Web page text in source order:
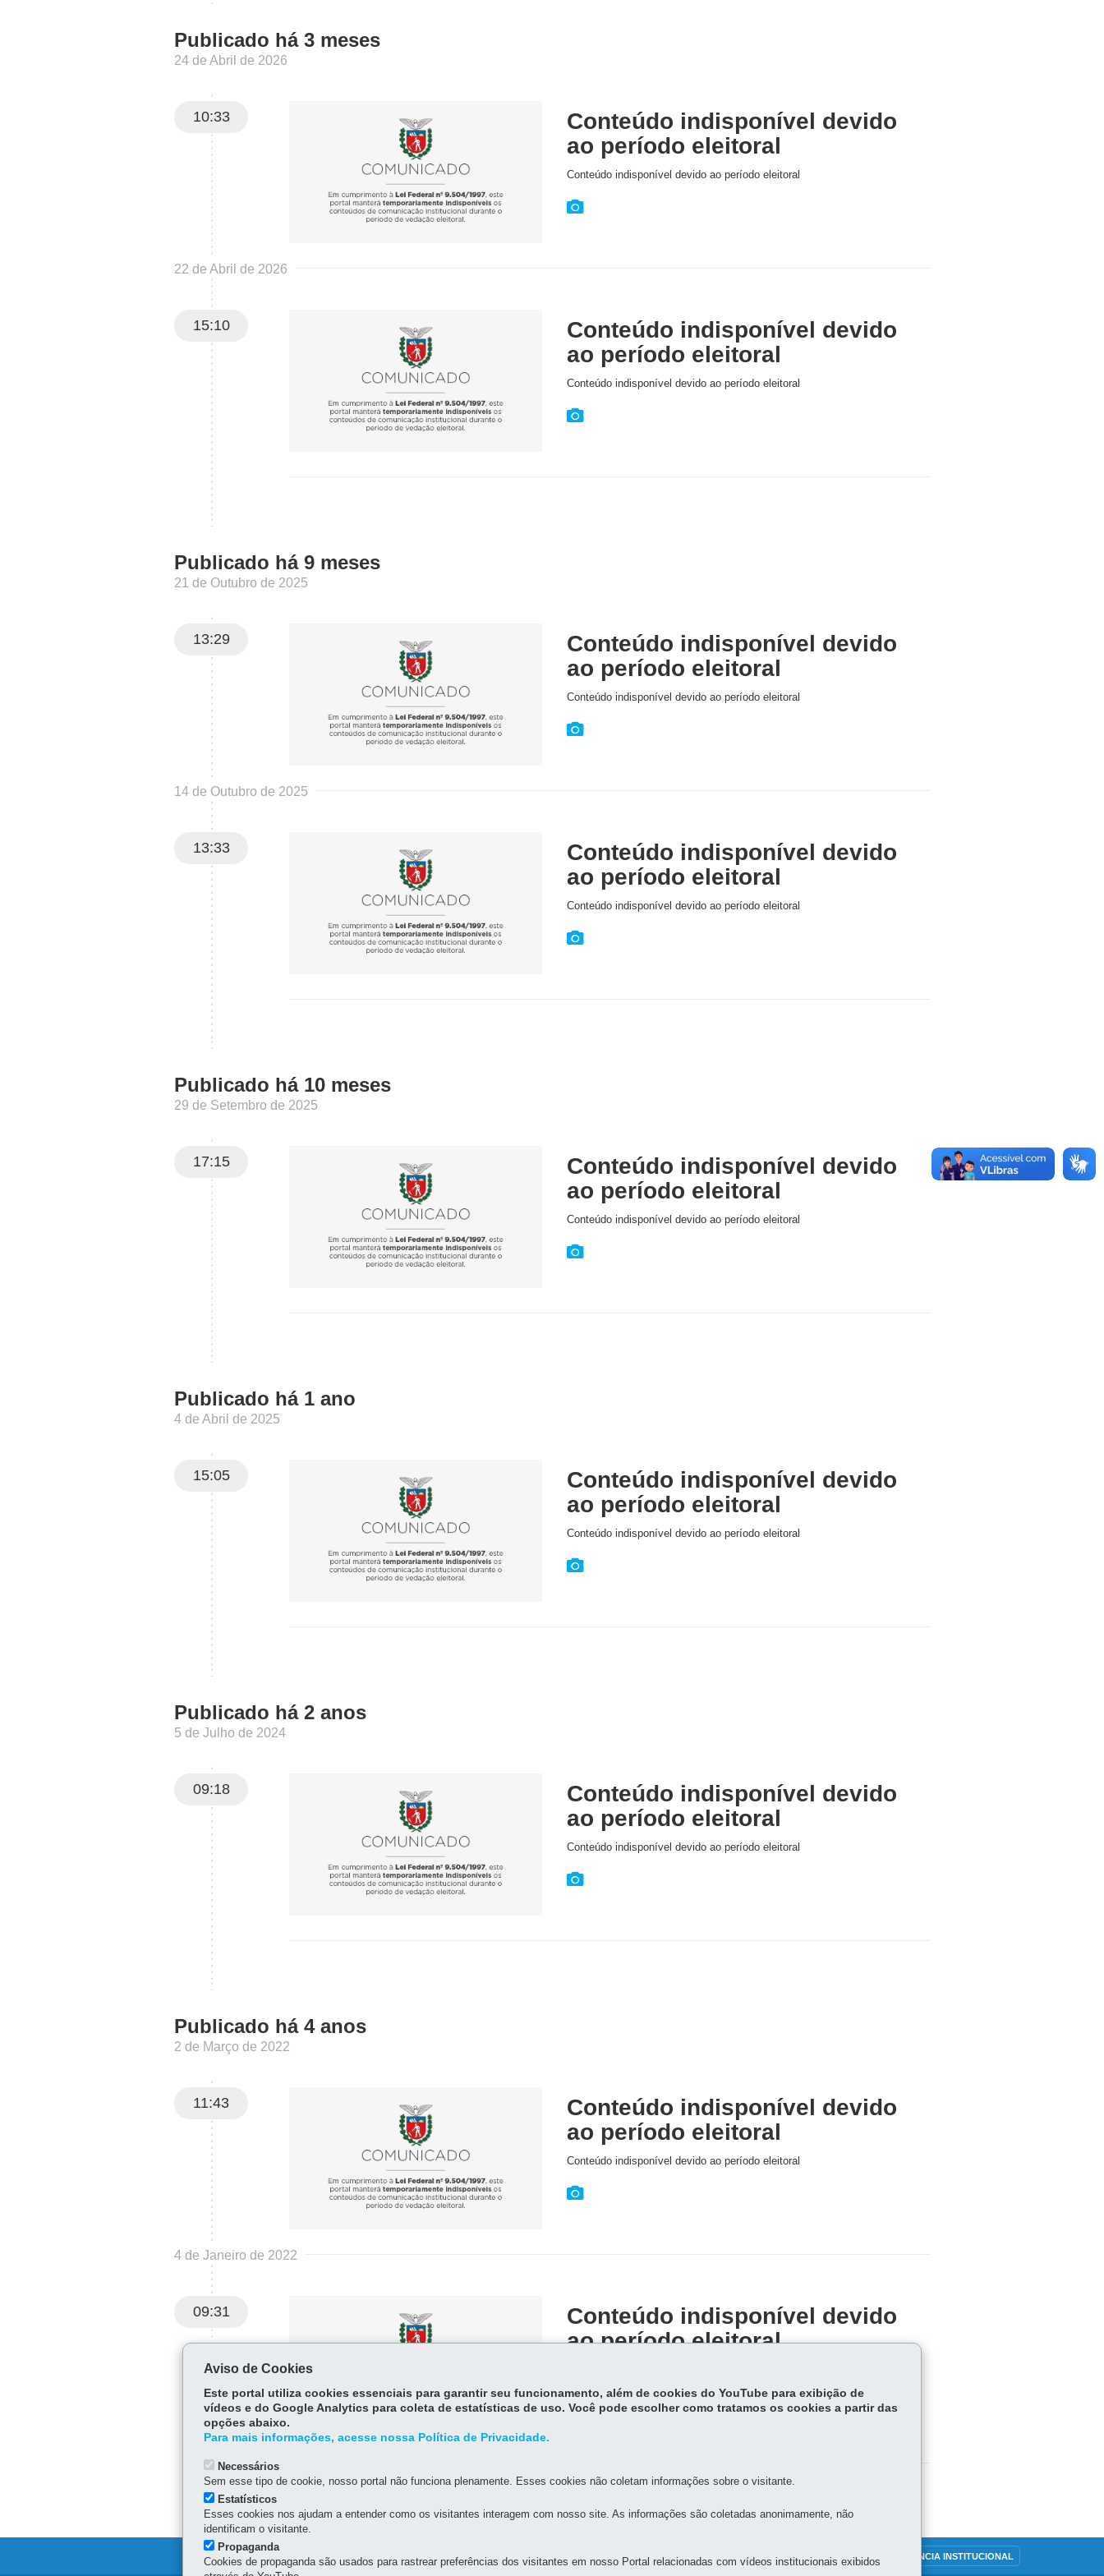
Publicado há 3 meses
24 de Abril de 2026
10:33
Conteúdo indisponível devido
ao período eleitoral
Conteúdo indisponível devido ao período eleitoral
22 de Abril de 2026
15:10
Conteúdo indisponível devido
ao período eleitoral
Conteúdo indisponível devido ao período eleitoral
Publicado há 9 meses
21 de Outubro de 2025
13:29
Conteúdo indisponível devido
ao período eleitoral
Conteúdo indisponível devido ao período eleitoral
14 de Outubro de 2025
13:33
Conteúdo indisponível devido
ao período eleitoral
Conteúdo indisponível devido ao período eleitoral
Publicado há 10 meses
29 de Setembro de 2025
17:15
Conteúdo indisponível devido
ao período eleitoral
Conteúdo indisponível devido ao período eleitoral
Publicado há 1 ano
4 de Abril de 2025
15:05
Conteúdo indisponível devido
ao período eleitoral
Conteúdo indisponível devido ao período eleitoral
Publicado há 2 anos
5 de Julho de 2024
09:18
Conteúdo indisponível devido
ao período eleitoral
Conteúdo indisponível devido ao período eleitoral
Publicado há 4 anos
2 de Março de 2022
11:43
Conteúdo indisponível devido
ao período eleitoral
Conteúdo indisponível devido ao período eleitoral
4 de Janeiro de 2022
09:31
Conteúdo indisponível devido
ao período eleitoral
MAPA DO SITE DENUNCIE CORRUPÇÃO OUVIDORIA TRANSPARÊNCIA INSTITUCIONAL
Aviso de Cookies
Este portal utiliza cookies essenciais para garantir seu funcionamento, além de cookies do YouTube para exibição de
vídeos e do Google Analytics para coleta de estatísticas de uso. Você pode escolher como tratamos os cookies a partir das
opções abaixo.
Para mais informações, acesse nossa Política de Privacidade.
Necessários
Sem esse tipo de cookie, nosso portal não funciona plenamente. Esses cookies não coletam informações sobre o visitante.
Estatísticos
Esses cookies nos ajudam a entender como os visitantes interagem com nosso site. As informações são coletadas anonimamente, não
identificam o visitante.
Propaganda
Cookies de propaganda são usados para rastrear preferências dos visitantes em nosso Portal relacionadas com vídeos institucionais exibidos